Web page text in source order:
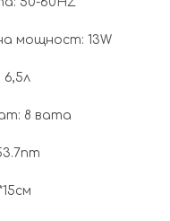
мощност: 13W
8 вата